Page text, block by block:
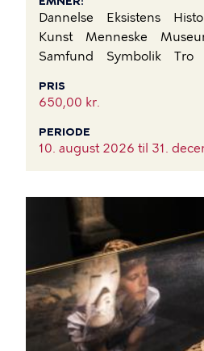
Dannelse Eksistens
Kunst
Menneske
Samfund
Symbolik Tro
PRIS
650,00 kr.
PERIODE
10. august 2026 til 31.